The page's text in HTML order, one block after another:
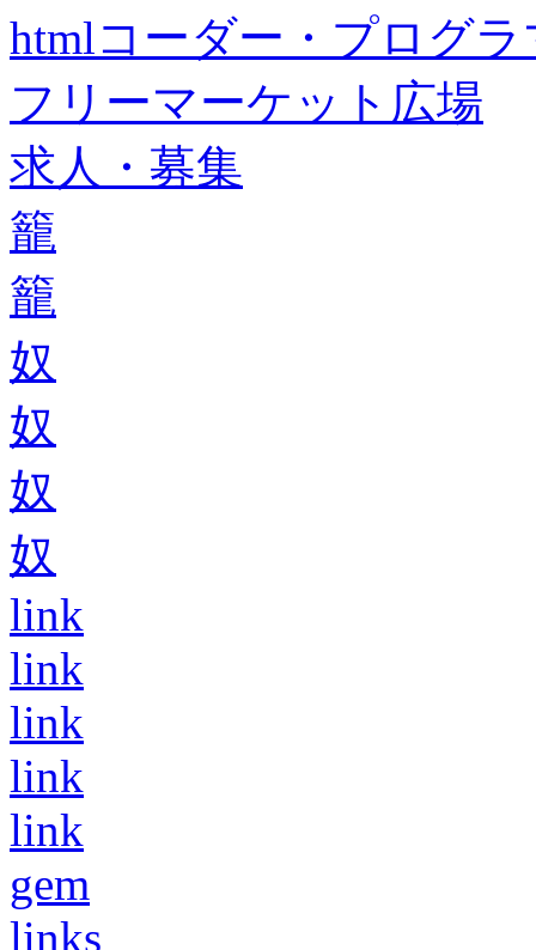
htmlコーダー・プログラ
フリーマーケット広場
求人・募集
籠
籠
奴
奴
奴
奴
link
link
link
link
link
gem
links